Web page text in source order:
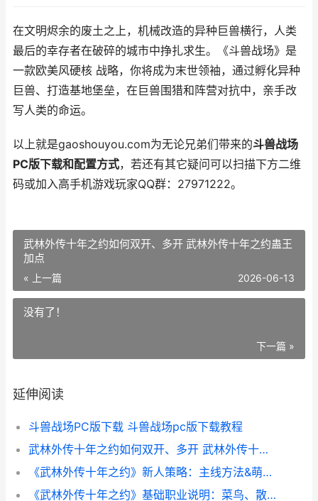
在文明烬余的废土之上，机械改造的异种巨兽横行，人类
最后的幸存者在破碎的城市中挣扎求生。《斗兽战场》是
一款欧美风硬核 战略，你将成为末世领袖，通过孵化异种
巨兽、打造基地堡垒，在巨兽围猎和阵营对抗中，亲手改
写人类的命运。
以上就是gaoshouyou.com为无论兄弟们带来的斗兽战场
PC版下载和配置方式，若还有其它疑问可以扫描下方二维
码或加入高手机游戏玩家QQ群：27971222。
武林外传十年之约如何双开、多开 武林外传十年之约蛊王
加点
« 上一篇 2026-06-13
没有了！
下一篇 »
延伸阅读
斗兽战场PC版下载 斗兽战场pc版下载教程
武林外传十年之约如何双开、多开 武林外传十年之约蛊王加点
《武林外传十年之约》新人策略：主线方法&萌新养成提高思路说明 武林外传十年之约枪豪加点 枪豪怎么玩
《武林外传十年之约》基础职业说明：菜鸟、散人、游侠职业说明 武林外传十年之约39官方